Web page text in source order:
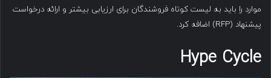
موارد را باید به لیست کوتاه فروشندگان برای ارزیابی بیشتر و ارائه درخواست
پیشنهاد (RFP) اضافه کرد.
Hype Cycle